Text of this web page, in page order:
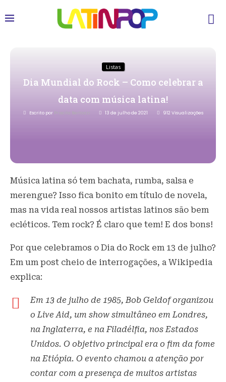
Listas
Dia Mundial do Rock – Como celebrar a
data com música latina!
Escrito por Priscila Bertozzi 13 de julho de 2021 912 Visualizações
Música latina só tem bachata, rumba, salsa e
merengue? Isso fica bonito em título de novela,
mas na vida real nossos artistas latinos são bem
ecléticos. Tem rock? É claro que tem! E dos bons!
Por que celebramos o Dia do Rock em 13 de julho?
Em um post cheio de interrogações, a Wikipedia
explica:
Em 13 de julho de 1985, Bob Geldof organizou
o Live Aid, um show simultâneo em Londres,
na Inglaterra, e na Filadélfia, nos Estados
Unidos. O objetivo principal era o fim da fome
na Etiópia. O evento chamou a atenção por
contar com a presença de muitos artistas